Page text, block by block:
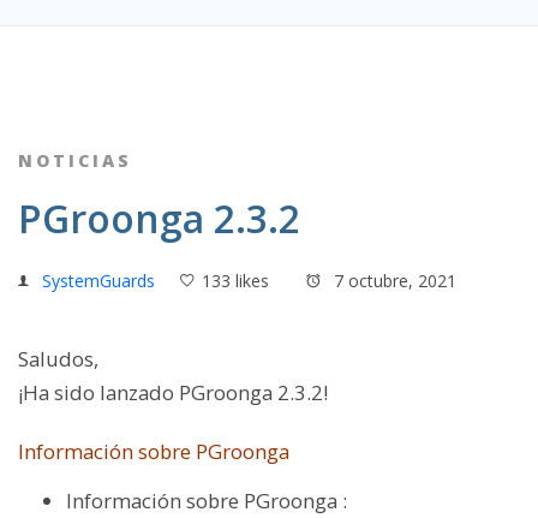
NOTICIAS
PGroonga 2.3.2
SystemGuards 133 likes 7 octubre, 2021
Saludos,
¡Ha sido lanzado PGroonga 2.3.2!
Información sobre PGroonga
Información sobre PGroonga :